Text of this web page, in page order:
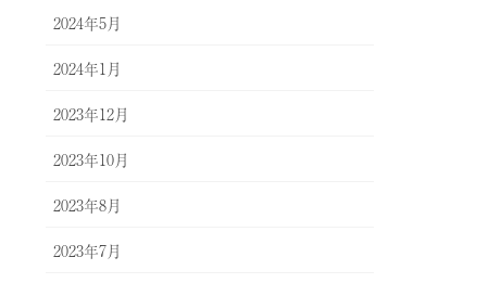
2024年5月
2024年1月
2023年12月
2023年10月
2023年8月
2023年7月